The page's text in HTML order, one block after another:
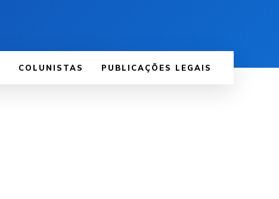
COLUNISTAS PUBLICAÇÕES LEGAIS